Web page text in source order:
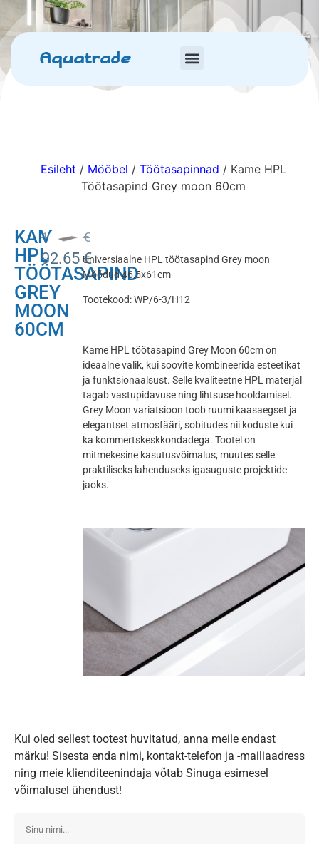
Aquatrade
Esileht / Mööbel / Töötasapinnad / Kame HPL
Töötasapind Grey moon 60cm
KAME
HPL
TÖÖTASAPIND
GREY
MOON
60CM
109.00€
92.65 €
Universiaalne HPL töötasapind Grey moon
Mõõdud 46,5x61cm
Tootekood: WP/6-3/H12
Kame HPL töötasapind Grey Moon 60cm on
ideaalne valik, kui soovite kombineerida esteetikat
ja funktsionaalsust. Selle kvaliteetne HPL materjal
tagab vastupidavuse ning lihtsuse hooldamisel.
Grey Moon variatsioon toob ruumi kaasaegset ja
elegantset atmosfääri, sobitudes nii koduste kui
ka kommertskeskkondadega. Tootel on
mitmekesine kasutusvõimalus, muutes selle
praktiliseks lahenduseks igasuguste projektide
jaoks.
Kui oled sellest tootest huvitatud, anna meile endast
märku! Sisesta enda nimi, kontakt-telefon ja -mailiaadress
ning meie klienditeenindaja võtab Sinuga esimesel
võimalusel ühendust!